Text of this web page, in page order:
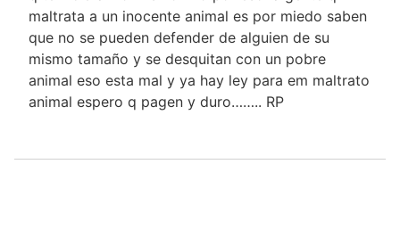
maltrata a un inocente animal es por miedo saben
que no se pueden defender de alguien de su
mismo tamaño y se desquitan con un pobre
animal eso esta mal y ya hay ley para em maltrato
animal espero q pagen y duro…….. RP